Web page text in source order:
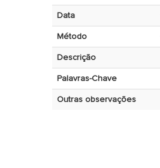
Data
Método
Descrição
Palavras-Chave
Outras observações